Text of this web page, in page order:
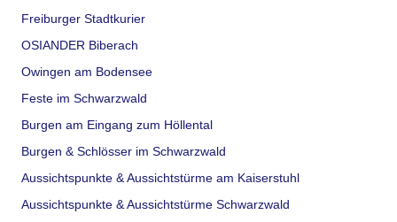
Freiburger Stadtkurier
OSIANDER Biberach
Owingen am Bodensee
Feste im Schwarzwald
Burgen am Eingang zum Höllental
Burgen & Schlösser im Schwarzwald
Aussichtspunkte & Aussichtstürme am Kaiserstuhl
Aussichtspunkte & Aussichtstürme Schwarzwald